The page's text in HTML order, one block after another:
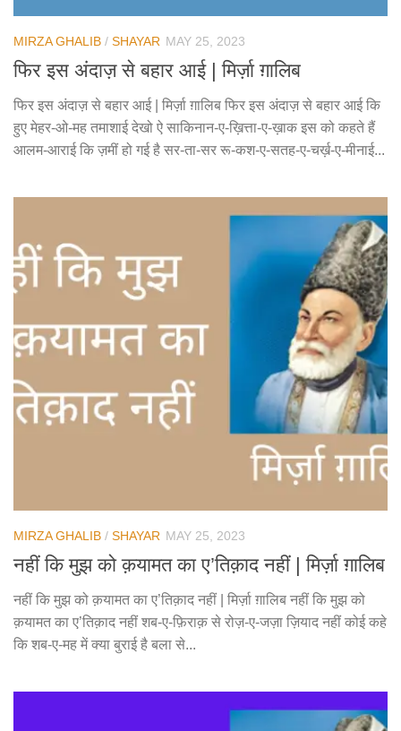
MIRZA GHALIB / SHAYAR MAY 25, 2023
फिर इस अंदाज़ से बहार आई | मिर्ज़ा ग़ालिब
फिर इस अंदाज़ से बहार आई | मिर्ज़ा ग़ालिब फिर इस अंदाज़ से बहार आई कि
हुए मेहर-ओ-मह तमाशाई देखो ऐ साकिनान-ए-ख़ित्ता-ए-ख़ाक इस को कहते हैं
आलम-आराई कि ज़मीं हो गई है सर-ता-सर रू-कश-ए-सतह-ए-चर्ख़-ए-मीनाई...
MIRZA GHALIB / SHAYAR MAY 25, 2023
नहीं कि मुझ को क़यामत का ए’तिक़ाद नहीं | मिर्ज़ा ग़ालिब
नहीं कि मुझ को क़यामत का ए’तिक़ाद नहीं | मिर्ज़ा ग़ालिब नहीं कि मुझ को
क़यामत का ए’तिक़ाद नहीं शब-ए-फ़िराक़ से रोज़-ए-जज़ा ज़ियाद नहीं कोई कहे
कि शब-ए-मह में क्या बुराई है बला से...